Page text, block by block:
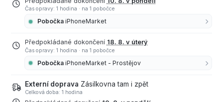
Čas opravy: 1 hodina · na 1 pobočce
Pobočka iPhoneMarket
Předpokládané dokončení 18. 8. v úterý
Čas opravy: 1 hodina · na 1 pobočce
Pobočka iPhoneMarket - Prostějov
Externí doprava Zásilkovna tam i zpět
Celková doba: 1 hodina